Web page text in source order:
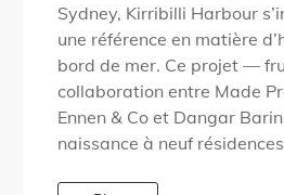
Sydney, Kirribilli Harbour
une référence en matière
bord de mer. Ce projet —
collaboration entre Made
Ennen & Co et Dangar
naissance à neuf